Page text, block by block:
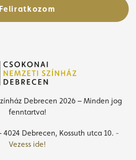
Feliratkozom
Debrecen 2026 – Minden jog
fenntartva!
4024 Debrecen, Kossuth utca 10. -
Vezess ide!